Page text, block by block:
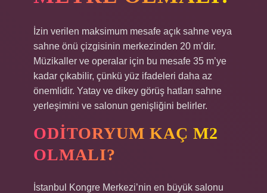
İzin verilen maksimum mesafe açık sahne veya
sahne önü çizgisinin merkezinden 20 m’dir.
Müzikaller ve operalar için bu mesafe 35 m’ye
kadar çıkabilir, çünkü yüz ifadeleri daha az
önemlidir. Yatay ve dikey görüş hatları sahne
yerleşimini ve salonun genişliğini belirler.
ODITORYUM KAÇ M2
OLMALI?
İstanbul Kongre Merkezi’nin en büyük salonu